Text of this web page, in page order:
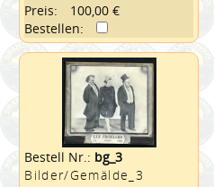
Preis:
100,00 €
Bestellen:
Bestell Nr.: bg_3
Bilder/Gemälde_3